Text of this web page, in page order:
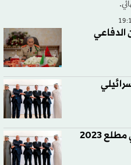
الدفاعي
اجتماع اقتصادي عربي ـ إسرائيلي مطلع 2023